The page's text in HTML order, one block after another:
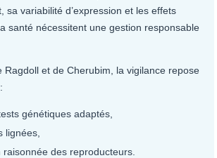
sa variabilité d’expression et les effets
santé nécessitent une gestion responsable
Ragdoll et de Cherubim, la vigilance repose
génétiques adaptés,
lignées,
des reproducteurs.